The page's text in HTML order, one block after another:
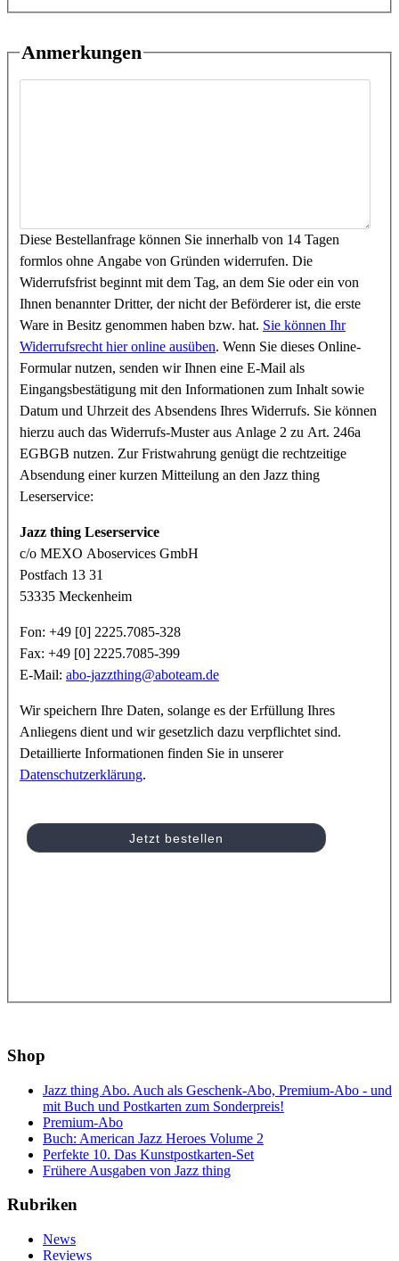
Anmerkungen
Diese Bestellanfrage können Sie innerhalb von 14 Tagen
formlos ohne Angabe von Gründen widerrufen. Die
Widerrufsfrist beginnt mit dem Tag, an dem Sie oder ein von
Ihnen benannter Dritter, der nicht der Beförderer ist, die erste
Ware in Besitz genommen haben bzw. hat. Sie können Ihr
Widerrufsrecht hier online ausüben. Wenn Sie dieses Online-
Formular nutzen, senden wir Ihnen eine E-Mail als
Eingangsbestätigung mit den Informationen zum Inhalt sowie
Datum und Uhrzeit des Absendens Ihres Widerrufs. Sie können
hierzu auch das Widerrufs-Muster aus Anlage 2 zu Art. 246a
EGBGB nutzen. Zur Fristwahrung genügt die rechtzeitige
Absendung einer kurzen Mitteilung an den Jazz thing
Leserservice:
Jazz thing Leserservice
c/o MEXO Aboservices GmbH
Postfach 13 31
53335 Meckenheim
Fon: +49 [0] 2225.7085-328
Fax: +49 [0] 2225.7085-399
E-Mail: abo-jazzthing@aboteam.de
Wir speichern Ihre Daten, solange es der Erfüllung Ihres
Anliegens dient und wir gesetzlich dazu verpflichtet sind.
Detaillierte Informationen finden Sie in unserer
Datenschutzerklärung.
Shop
Jazz thing Abo. Auch als Geschenk-Abo, Premium-Abo - und
mit Buch und Postkarten zum Sonderpreis!
Premium-Abo
Buch: American Jazz Heroes Volume 2
Perfekte 10. Das Kunstpostkarten-Set
Frühere Ausgaben von Jazz thing
Rubriken
News
Reviews